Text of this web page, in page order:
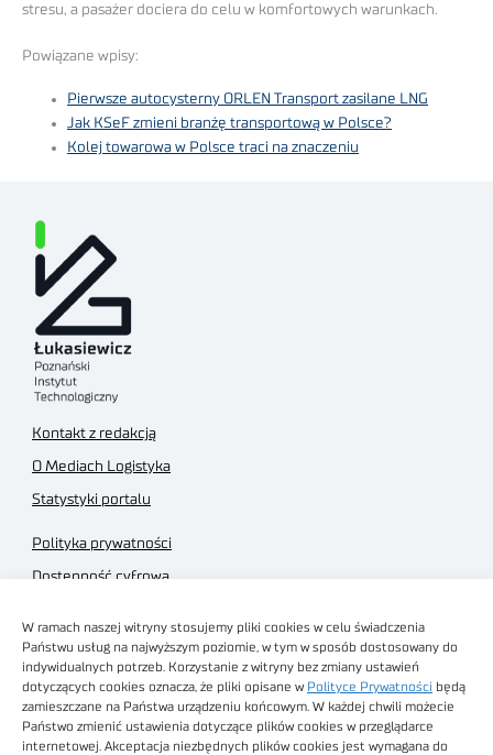
W ramach naszej witryny stosujemy pliki cookies w celu świadczenia
Państwu usług na najwyższym poziomie, w tym w sposób dostosowany do
indywidualnych potrzeb. Korzystanie z witryny bez zmiany ustawień
dotyczących cookies oznacza, że pliki opisane w Polityce Prywatności będą
zamieszczane na Państwa urządzeniu końcowym. W każdej chwili możecie
Państwo zmienić ustawienia dotyczące plików cookies w przeglądarce
internetowej. Akceptacja niezbędnych plików cookies jest wymagana do
stresu, a pasażer dociera do celu w komfortowych warunkach.
Powiązane wpisy:
Pierwsze autocysterny ORLEN Transport zasilane LNG
Jak KSeF zmieni branżę transportową w Polsce?
Kolej towarowa w Polsce traci na znaczeniu
Kontakt z redakcją
O Mediach Logistyka
Statystyki portalu
Polityka prywatności
Dostępność cyfrowa
Regulamin sklepu